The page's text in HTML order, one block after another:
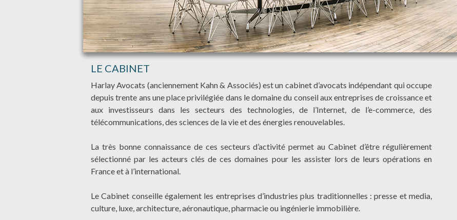
LE CABINET
Harlay Avocats (anciennement Kahn & Associés) est un cabinet d’avocats indépendant qui occupe
depuis trente ans une place privilégiée dans le domaine du conseil aux entreprises de croissance et
aux investisseurs dans les secteurs des technologies, de l’Internet, de l’e-commerce, des
télécommunications, des sciences de la vie et des énergies renouvelables.
La très bonne connaissance de ces secteurs d’activité permet au Cabinet d’être régulièrement
sélectionné par les acteurs clés de ces domaines pour les assister lors de leurs opérations en
France et à l’international.
Le Cabinet conseille également les entreprises d’industries plus traditionnelles : presse et media,
culture, luxe, architecture, aéronautique, pharmacie ou ingénierie immobilière.